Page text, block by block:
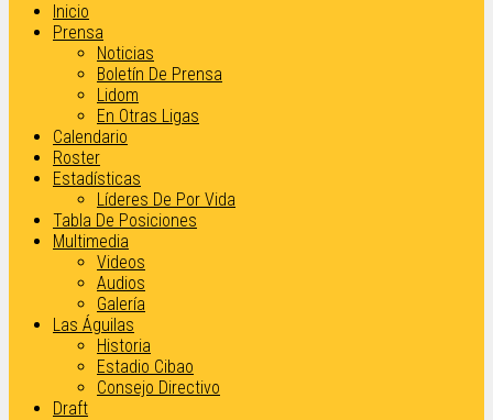
Inicio
Prensa
Noticias
Boletín De Prensa
Lidom
En Otras Ligas
Calendario
Roster
Estadísticas
Líderes De Por Vida
Tabla De Posiciones
Multimedia
Videos
Audios
Galería
Las Águilas
Historia
Estadio Cibao
Consejo Directivo
Draft